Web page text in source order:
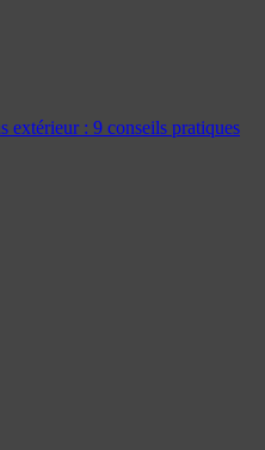
extérieur : 9 conseils pratiques